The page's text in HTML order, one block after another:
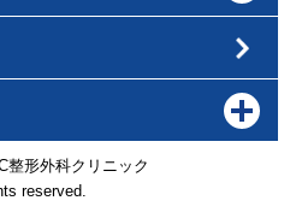
整形外科クリニック
reserved.